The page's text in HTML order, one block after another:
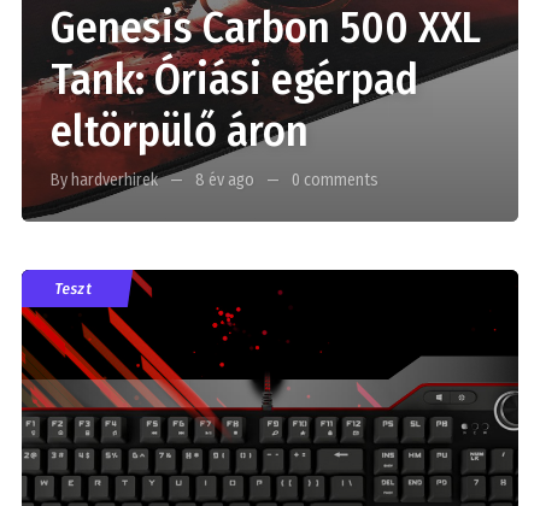
Genesis Carbon 500 XXL
Tank: Óriási egérpad
eltörpülő áron
By hardverhirek 8 év ago 0 comments
Teszt